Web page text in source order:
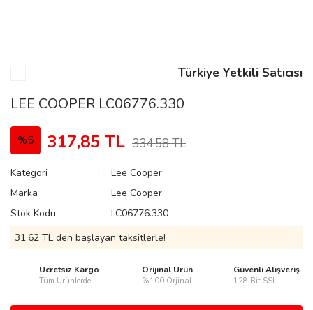
Türkiye Yetkili Satıcısı
LEE COOPER LC06776.330
%5 317,85 TL 334,58 TL
Kategori
Lee Cooper
Marka
Lee Cooper
Stok Kodu
LC06776.330
31,62 TL den başlayan taksitlerle!
Ücretsiz Kargo
Tüm Ürünlerde
Orijinal Ürün
%100 Orjinal
Güvenli Alışveriş
128 Bit SSL